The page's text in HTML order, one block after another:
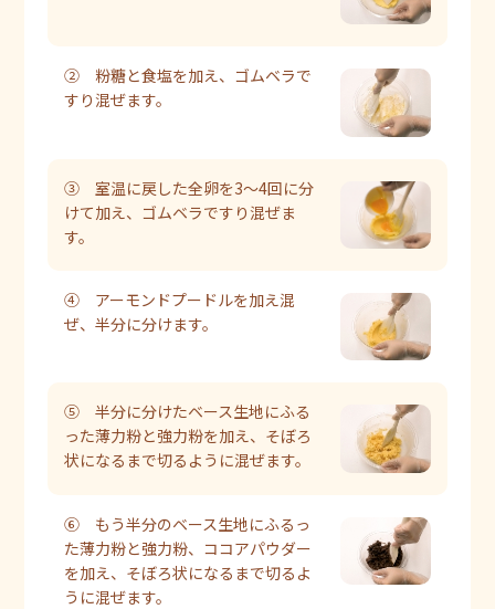
② 粉糖と食塩を加え、ゴムベラで
すり混ぜます。
③ 室温に戻した全卵を3～4回に分
けて加え、ゴムベラですり混ぜま
す。
④ アーモンドプードルを加え混
ぜ、半分に分けます。
⑤ 半分に分けたベース生地にふる
った薄力粉と強力粉を加え、そぼろ
状になるまで切るように混ぜます。
⑥ もう半分のベース生地にふるっ
た薄力粉と強力粉、ココアパウダー
を加え、そぼろ状になるまで切るよ
うに混ぜます。